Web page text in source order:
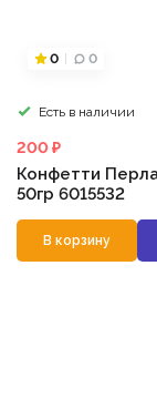
0 0
Есть в наличии
200 ₽
Конфетти
50гр 6015532
В корзину